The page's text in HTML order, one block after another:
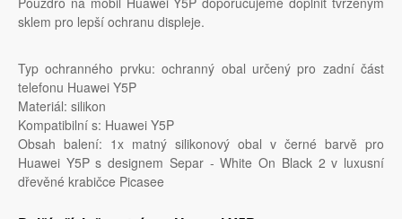
sklem pro lepší ochranu displeje.
Typ ochranného prvku: ochranný obal určený pro zadní část
telefonu Huawei Y5P
Materiál: silikon
Kompatibilní s: Huawei Y5P
Obsah balení: 1x matný silikonový obal v černé barvě pro
Huawei Y5P s designem Separ - White On Black 2 v luxusní
dřevěné krabičce Picasee